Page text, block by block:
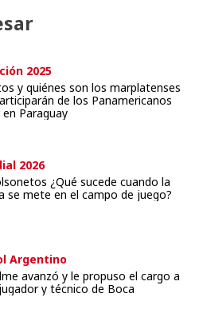
2025
y quiénes son los marplatenses
de los Panamericanos
en Paraguay
2026
¿Qué sucede cuando la
se mete en el campo de juego?
Argentino
avanzó y le propuso el cargo a
y técnico de Boca